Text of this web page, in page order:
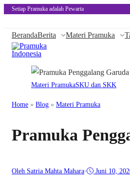
Setiap Pramuka adalah Pewarta
BerandaBerita Materi Pramuka
Materi PramukaSKU dan SKK
Home » Blog » Materi Pramuka
Pramuka
Oleh Satria Mahta Mahara• Juni 10,